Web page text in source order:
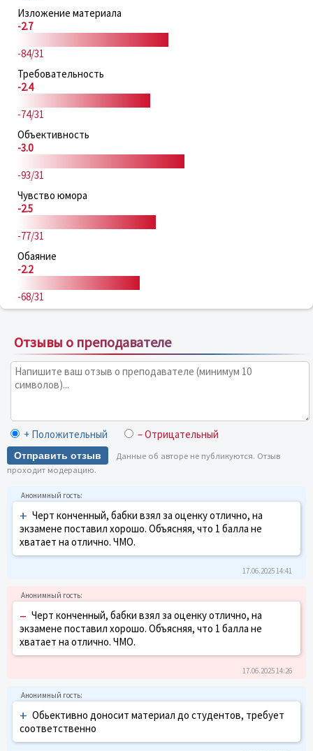
Изложение материала
-2.7
-84/31
Требовательность
-2.4
-74/31
Объективность
-3.0
-93/31
Чувство юмора
-2.5
-77/31
Обаяние
-2.2
-68/31
Отзывы о преподавателе
+ Положительный – Отрицательный
Отправить отзыв
Данные об авторе не публикуются. Отзыв
проходит модерацию.
+ Черт конченный, бабки взял за оценку отлично, на
экзамене поставил хорошо. Объясняя, что 1 балла не
хватает на отлично. ЧМО.
17.06.2025 14:41
– Черт конченный, бабки взял за оценку отлично, на
экзамене поставил хорошо. Объясняя, что 1 балла не
хватает на отлично. ЧМО.
17.06.2025 14:26
+ Обьективно доносит материал до студентов, требует
соответственно